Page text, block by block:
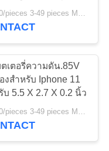
X
องสําห
26
$2.00/pieces 3-49 pieces MOQ:3 ชิ้น
เตอรี่ความดัน.85V
งสําหรับ Iphone 11
บ 5.5 X 2.7 X 0.2 นิ้ว